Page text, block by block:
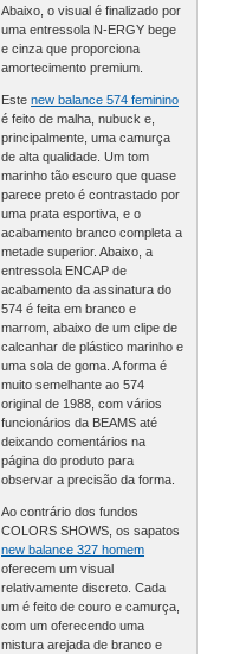
Abaixo, o visual é finalizado por
uma entressola N-ERGY bege
e cinza que proporciona
amortecimento premium.
Estenew balance 574 feminino
é feito de malha, nubuck e,
principalmente, uma camurça
de alta qualidade. Um tom
marinho tão escuro que quase
parece preto é contrastado por
uma prata esportiva, e o
acabamento branco completa a
metade superior. Abaixo, a
entressola ENCAP de
acabamento da assinatura do
574 é feita em branco e
marrom, abaixo de um clipe de
calcanhar de plástico marinho e
uma sola de goma. A forma é
muito semelhante ao 574
original de 1988, com vários
funcionários da BEAMS até
deixando comentários na
página do produto para
observar a precisão da forma.
Ao contrário dos fundos
COLORS SHOWS, os sapatos
new balance 327 homem
oferecem um visual
relativamente discreto. Cada
um é feito de couro e camurça,
com um oferecendo uma
mistura arejada de branco e